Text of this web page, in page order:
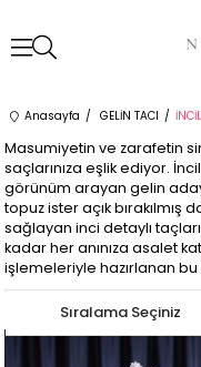
Anasayfa GELİN TACI
Masumiyetin ve zarafetin
saçlarınıza eşlik ediyor.
görünüm arayan gelin
topuz ister açık bırakılmış
sağlayan inci detaylı
kadar her anınıza asalet
işlemeleriyle hazırlanan bu